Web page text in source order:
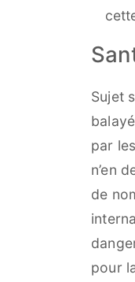
Sujet
par
n’en
de
pour